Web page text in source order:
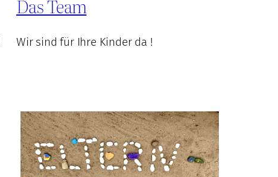
Das Team
Wir sind für Ihre Kinder da !